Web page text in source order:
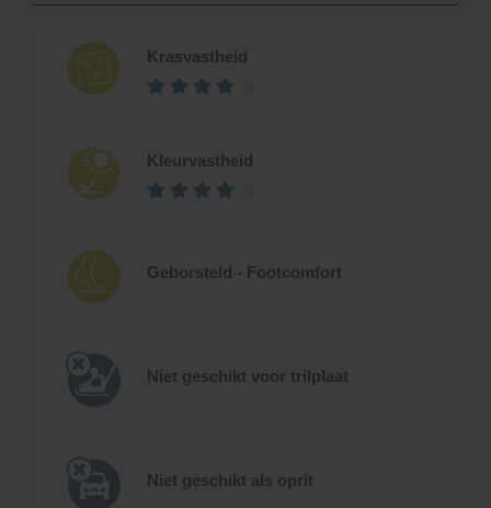
Krasvastheid
Kleurvastheid
Geborsteld - Footcomfort
Niet geschikt voor trilplaat
Niet geschikt als oprit